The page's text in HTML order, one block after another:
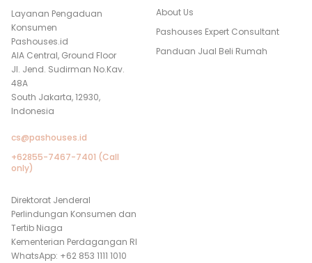
Layanan Pengaduan
Konsumen
Pashouses.id
AIA Central, Ground Floor
Jl. Jend. Sudirman No.Kav.
48A
South Jakarta, 12930,
Indonesia
cs@pashouses.id
+62855-7467-7401 (Call
only)
Direktorat Jenderal
Perlindungan Konsumen dan
Tertib Niaga
Kementerian Perdagangan RI
WhatsApp: +62 853 1111 1010
About Us
Pashouses Expert Consultant
Panduan Jual Beli Rumah